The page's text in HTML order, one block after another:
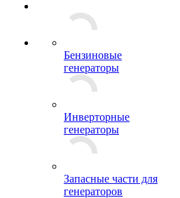
Бензиновые
генераторы
Инверторные
генераторы
Запасные части для
генераторов